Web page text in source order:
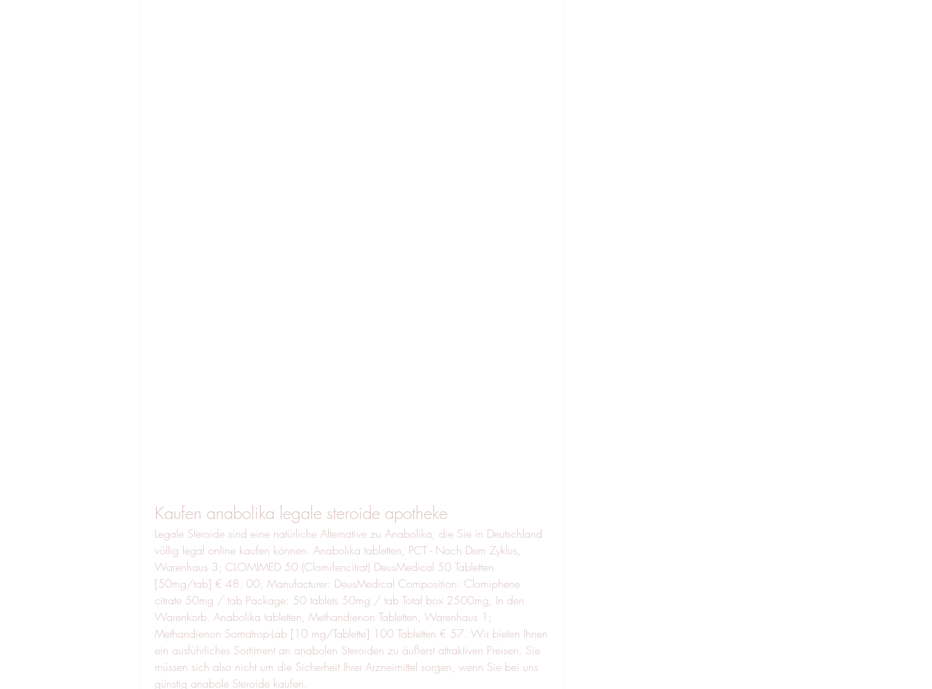
Kaufen anabolika legale steroide apotheke
Legale Steroide sind eine natürliche Alternative zu Anabolika, die Sie in Deutschland
völlig legal online kaufen können. Anabolika tabletten, PCT - Nach Dem Zyklus,
Warenhaus 3; CLOMIMED 50 (Clomifencitrat) DeusMedical 50 Tabletten
[50mg/tab] € 48. 00; Manufacturer: DeusMedical Composition: Clomiphene
citrate 50mg / tab Package: 50 tablets 50mg / tab Total box 2500mg; In den
Warenkorb. Anabolika tabletten, Methandienon Tabletten, Warenhaus 1;
Methandienon Somatrop-Lab [10 mg/Tablette] 100 Tabletten € 57. Wir bieten Ihnen
ein ausführliches Sortiment an anabolen Steroiden zu äußerst attraktiven Preisen. Sie
müssen sich also nicht um die Sicherheit Ihrer Arzneimittel sorgen, wenn Sie bei uns
günstig anabole Steroide kaufen.